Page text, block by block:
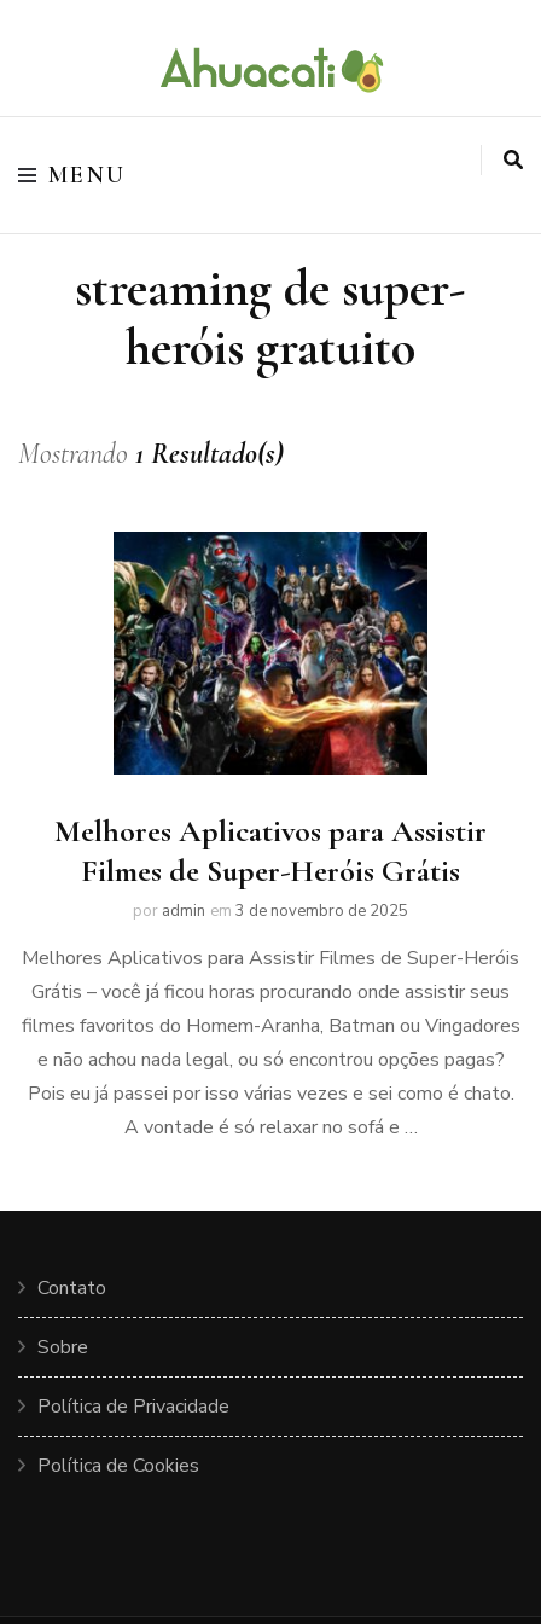
Ahuacati
O melhor da Internet em um só lugar
MENU
streaming de super-
heróis gratuito
Mostrando 1 Resultado(s)
Melhores Aplicativos para Assistir
Filmes de Super-Heróis Grátis
por admin em 3 de novembro de 2025
Melhores Aplicativos para Assistir Filmes de Super-Heróis
Grátis – você já ficou horas procurando onde assistir seus
filmes favoritos do Homem-Aranha, Batman ou Vingadores
e não achou nada legal, ou só encontrou opções pagas?
Pois eu já passei por isso várias vezes e sei como é chato.
A vontade é só relaxar no sofá e …
Contato
Sobre
Política de Privacidade
Política de Cookies